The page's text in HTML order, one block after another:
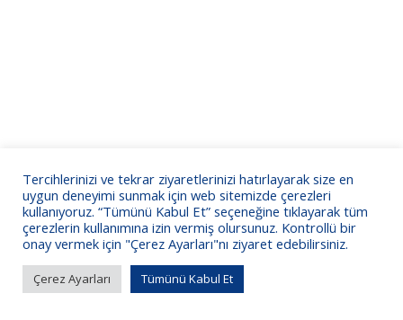
Tercihlerinizi ve tekrar ziyaretlerinizi hatırlayarak size en
uygun deneyimi sunmak için web sitemizde çerezleri
kullanıyoruz. “Tümünü Kabul Et” seçeneğine tıklayarak tüm
çerezlerin kullanımına izin vermiş olursunuz. Kontrollü bir
onay vermek için "Çerez Ayarları"nı ziyaret edebilirsiniz.
Çerez Ayarları Tümünü Kabul Et